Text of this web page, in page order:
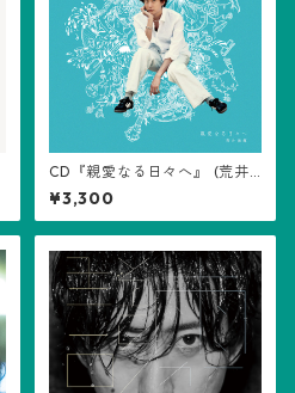
CD『親愛なる日々へ』 (荒井
佑輝)
¥3,300